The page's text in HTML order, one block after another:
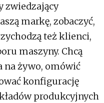
zwiedzający
markę, zobaczyć,
też klienci,
maszyny. Chcą
na żywo, omówić
konfigurację
produkcyjnych